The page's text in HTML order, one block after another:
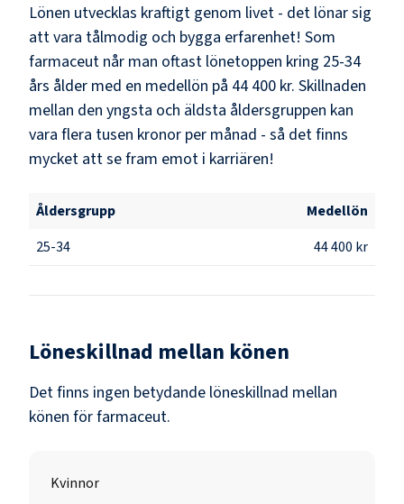
Lönen utvecklas kraftigt genom livet - det lönar sig
att vara tålmodig och bygga erfarenhet! Som
farmaceut når man oftast lönetoppen kring 25-34
års ålder med en medellön på 44 400 kr. Skillnaden
mellan den yngsta och äldsta åldersgruppen kan
vara flera tusen kronor per månad - så det finns
mycket att se fram emot i karriären!
Åldersgrupp
Medellön
25-34
44 400 kr
Löneskillnad mellan könen
Det finns ingen betydande löneskillnad mellan
könen förfarmaceut.
Kvinnor